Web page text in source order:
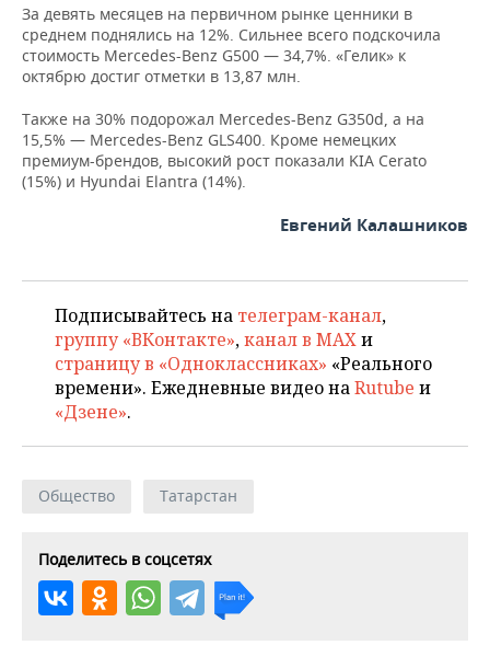
За девять месяцев на первичном рынке ценники в
среднем поднялись на 12%. Сильнее всего подскочила
стоимость Mercedes-Benz G500 — 34,7%. «Гелик» к
октябрю достиг отметки в 13,87 млн.
Также на 30% подорожал Mercedes-Benz G350d, а на
15,5% — Mercedes-Benz GLS400. Кроме немецких
премиум-брендов, высокий рост показали KIA Cerato
(15%) и Hyundai Elantra (14%).
Евгений Калашников
Подписывайтесь на телеграм-канал,
группу «ВКонтакте»,канал в MAXи
страницу в «Одноклассниках» «Реального
времени». Ежедневные видео наRutube и
«Дзене».
Общество Татарстан
Поделитесь в соцсетях